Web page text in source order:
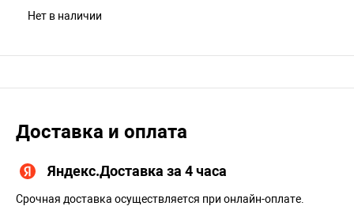
Нет в наличии
Доставка и оплата
Яндекс.Доставка за 4 часа
Срочная доставка осуществляется при онлайн-оплате.